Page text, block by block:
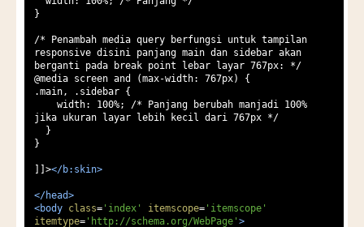
}
/* Penambah media query berfungsi untuk tampilan
responsive disini panjang main dan sidebar akan
berganti pada break point lebar layar 767px: */
@media screen and (max-width: 767px) {
.main, .sidebar {
jika ukuran layar lebih kecil dari 767px */
}
]]></b:skin>
</head>
<body class= 'index' itemscope= 'itemscope'
itemtype= 'http://schema.org/WebPage' >